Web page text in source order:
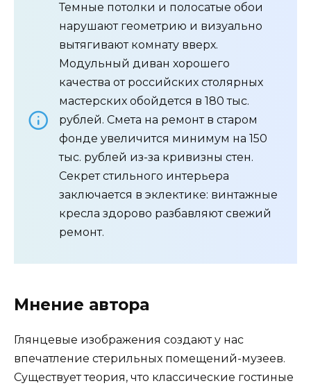
Темные потолки и полосатые обои
нарушают геометрию и визуально
вытягивают комнату вверх.
Модульный диван хорошего
качества от российских столярных
мастерских обойдется в 180 тыс.
рублей. Смета на ремонт в старом
фонде увеличится минимум на 150
тыс. рублей из-за кривизны стен.
Секрет стильного интерьера
заключается в эклектике: винтажные
кресла здорово разбавляют свежий
ремонт.
Мнение автора
Глянцевые изображения создают у нас
впечатление стерильных помещений-музеев.
Существует теория, что классические гостиные